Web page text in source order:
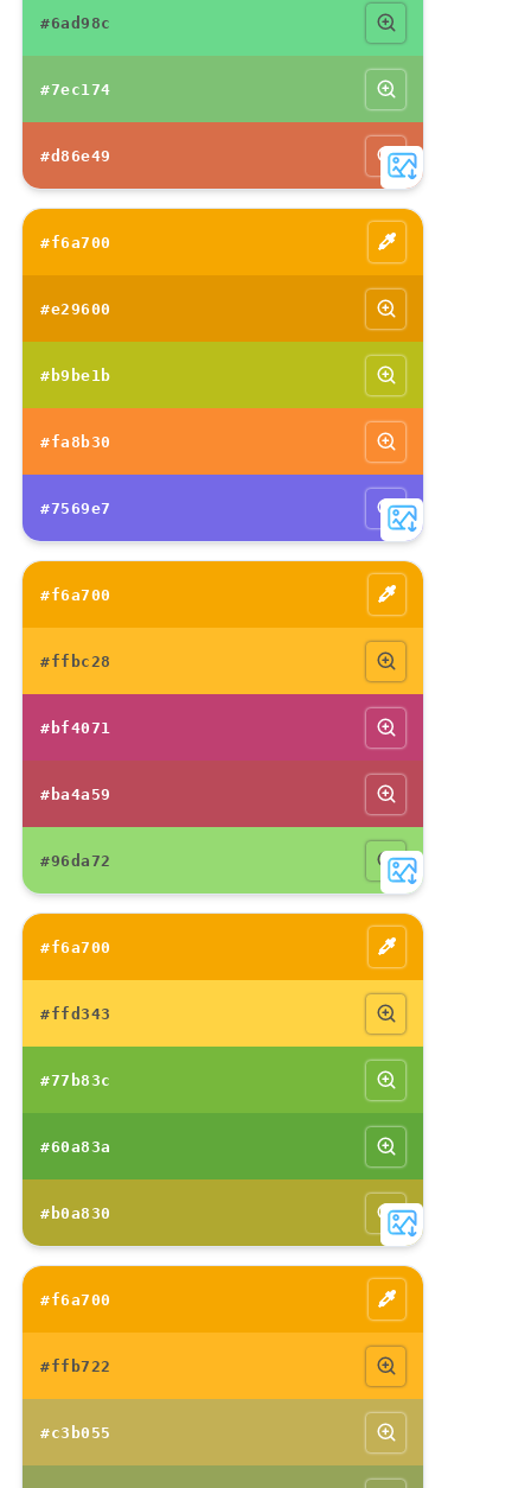
#6ad98c
#7ec174
#d86e49
#f6a700
#e29600
#b9be1b
#fa8b30
#7569e7
#f6a700
#ffbc28
#bf4071
#ba4a59
#96da72
#f6a700
#ffd343
#77b83c
#60a83a
#b0a830
#f6a700
#ffb722
#c3b055